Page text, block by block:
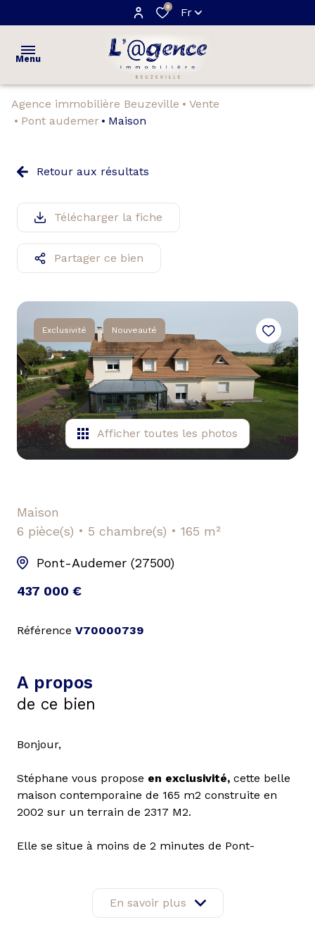
0 Fr
Menu
ACCUEIL
terrains
ESTIMATION
NOTRE
AGENCE
AVIS
Agence immobilière Beuzeville
Vente
Pont audemer
Maison
Retour aux résultats
Télécharger la fiche
Partager ce bien
Exclusivité Nouveauté
Afficher toutes les photos
Maison
6 pièce(s)
5 chambre(s) 165 m²
Pont-Audemer (27500)
437 000 €
Référence V70000739
A propos
de ce bien
Bonjour,
Stéphane vous propose en exclusivité, cette belle
maison contemporaine de 165 m2 construite en
2002 sur un terrain de 2317 M2.
Elle se situe à moins de 2 minutes de Pont-
Le bord de mer d'Honfleur est à 30 mn et l'accès à
En savoir plus